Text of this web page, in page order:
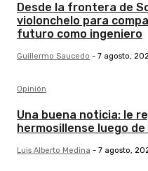
Desde la frontera de
violonchelo para
futuro como ingeniero
Guillermo Saucedo - 7 agosto,
Opinión
Una buena noticia: le
hermosillense luego
Luis Alberto Medina - 7 agosto,